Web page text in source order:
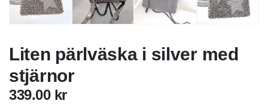
Liten pärlväska i silver med
stjärnor
339.00 kr